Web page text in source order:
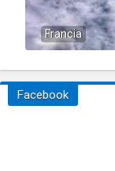
Francia
Facebook